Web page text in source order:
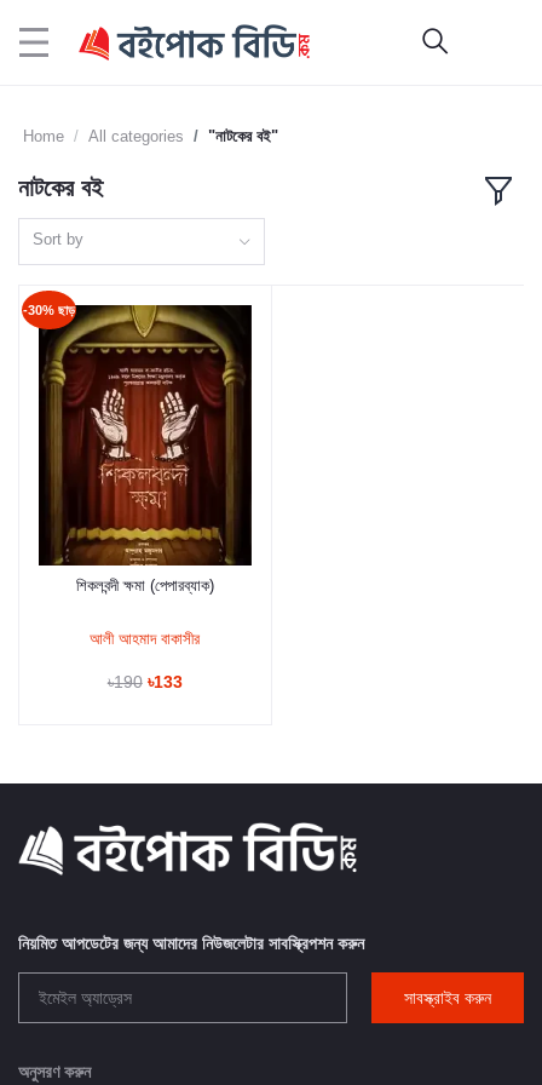
Home All categories "নাটকের বই"
নাটকের বই
Sort by
-30% ছাড়
কার্টে যুক্ত করুন
শিকলবন্দী ক্ষমা (পেপারব্যাক)
আলী আহমাদ বাকাসীর
৳190 ৳133
নিয়মিত আপডেটের জন্য আমাদের নিউজলেটার সাবস্ক্রিপশন করুন
সাবস্ক্রাইব করুন
অনুসরণ করুন